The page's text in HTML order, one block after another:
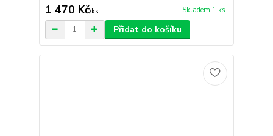
1 470 Kč/ks Skladem 1 ks
Přidat do košíku